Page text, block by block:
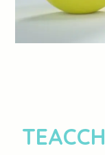
TEACCH